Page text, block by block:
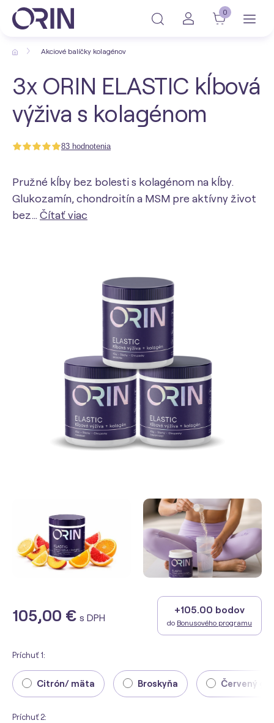
0
Akciové balíčky kolagénov
3x ORIN ELASTIC kĺbová
výživa s kolagénom
83 hodnotenia
Pružné kĺby bez bolesti s kolagénom na kĺby.
Glukozamín, chondroitín a MSM pre aktívny život
bez… Čítať viac
105,00 € s DPH
+105.00 bodov
do Bonusového programu
Príchuť 1:
Citrón/ mäta Broskyňa Červený
Príchuť 2: